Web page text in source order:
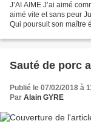
J’AI AIME J’ai aimé
aimé vite et sans peur
Qui poursuit son maître
Sauté de porc
Publié le 07/02/2018 à
Par Alain GYRE